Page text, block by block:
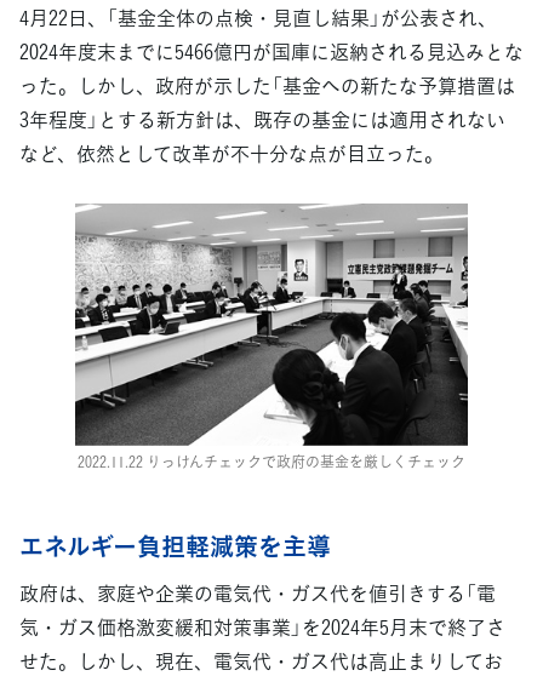
4月22日、「基金全体の点検・見直し結果」が公表され、
2024年度末までに5466億円が国庫に返納される見込みとな
った。しかし、政府が示した「基金への新たな予算措置は
3年程度」とする新方針は、既存の基金には適用されない
など、依然として改革が不十分な点が目立った。
2022.11.22 りっけんチェックで政府の基金を厳しくチェック
エネルギー負担軽減策を主導
政府は、家庭や企業の電気代・ガス代を値引きする「電
気・ガス価格激変緩和対策事業」を2024年5月末で終了さ
せた。しかし、現在、電気代・ガス代は高止まりしてお